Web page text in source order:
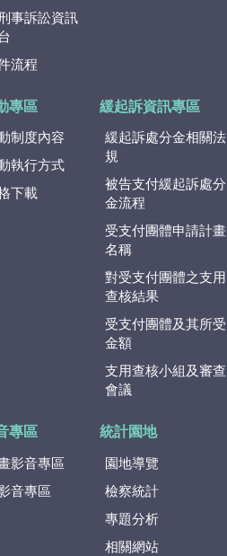
事訴訟資訊
流程
專區
制度內容
執行方式
下載
緩起訴資訊專區
緩起訴處分金相關法
規
被告支付緩起訴處分
金流程
受支付團體申請計畫
名稱
對受支付團體之支用
查核結果
受支付團體及其所受
金額
支用查核小組及審查
會議
專區
影音專區
音專區
統計園地
園地導覽
檢察統計
專題分析
相關網站